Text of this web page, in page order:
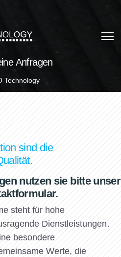
Anfragen
Technology
sind die
nutzen sie bitte unser
steht für hohe
Dienstleistungen.
besondere
Werte, die